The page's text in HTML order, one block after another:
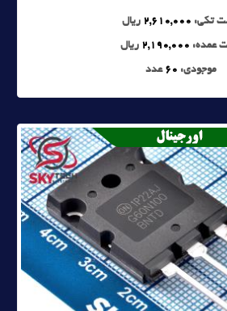
تکی: 2,610,000 ریال
عمده: 2,190,000 ریال
موجودی: 60 عدد